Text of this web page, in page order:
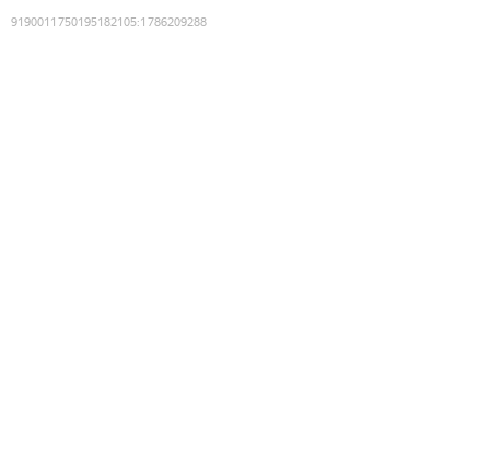
9190011750195182105:1786209288